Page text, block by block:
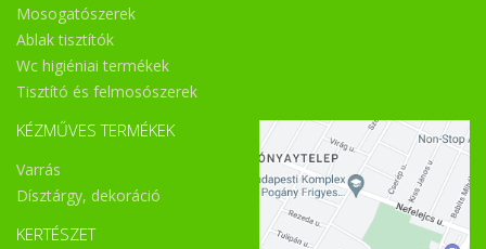
Mosogatószerek
Ablak tisztítók
Wc higiéniai termékek
Tisztító és felmosószerek
KÉZMŰVES TERMÉKEK
Varrás
Dísztárgy, dekoráció
KERTÉSZET